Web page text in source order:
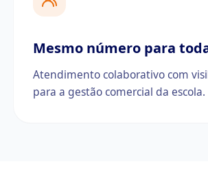
Mesmo número para
Atendimento colaborativo com
para a gestão comercial da escola.